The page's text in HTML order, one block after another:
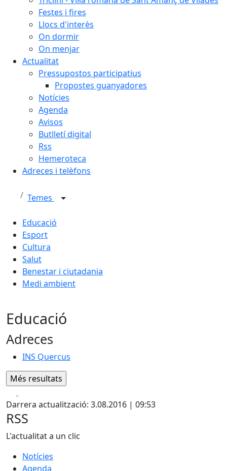
Festes i fires
Llocs d'interès
On dormir
On menjar
Actualitat
Pressupostos participatius
Propostes guanyadores
Notícies
Agenda
Avisos
Butlletí digital
Rss
Hemeroteca
Adreces i telèfons
Temes
Educació
Esport
Cultura
Salut
Benestar i ciutadania
Medi ambient
Educació
Adreces
INS Quercus
Darrera actualització: 3.08.2016 | 09:53
RSS
L'actualitat a un clic
Notícies
Agenda